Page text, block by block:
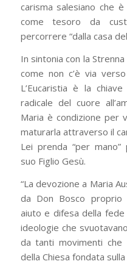
carisma salesiano che
come tesoro da
percorrere “dalla casa
In sintonia con la
come non c’è via
L’Eucaristia è la
radicale del cuore
Maria è condizione per
maturarla attraverso il
Lei prenda “per mano”
suo Figlio Gesù.
“La devozione a Maria
da Don Bosco proprio
aiuto e difesa della
ideologie che
da tanti movimenti che
della Chiesa fondata